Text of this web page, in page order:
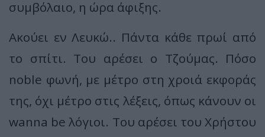
συμβόλαιο, η ώρα άφιξης.
Ακούει εν Λευκώ.. Πάντα κάθε πρωί από
το σπίτι. Του αρέσει ο Τζούμας. Πόσο
noble φωνή, με μέτρο στη χροιά εκφοράς
της, όχι μέτρο στις λέξεις, όπως κάνουν οι
wanna be λόγιοι. Του αρέσει του Χρήστου